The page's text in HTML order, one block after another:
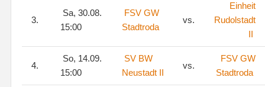
3.
Sa, 30.08.
15:00
FSV GW
Stadtroda
vs.
Einheit
Rudolstadt
II
4.
So, 14.09.
15:00
SV BW
Neustadt II
vs.
FSV GW
Stadtroda